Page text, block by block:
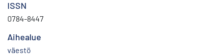
ISSN
0784-8447
Aihealue
väestö